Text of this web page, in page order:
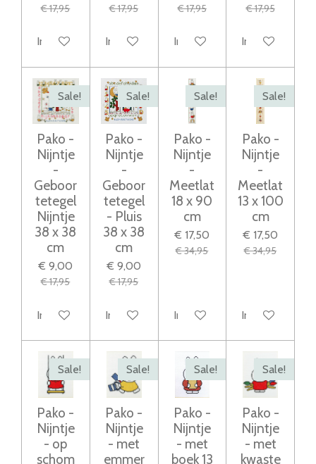
€ 17,95
In winkelwagen
€ 17,95
In winkelwagen
€ 17,95
In winkelwagen
€ 17,95
In
Sale!
Pako -
Nijntje
-
Geboor
tetegel
Nijntje
38 x 38
cm
€ 9,00
€ 17,95
In winkelwagen
Sale!
Pako -
Nijntje
-
Geboor
tetegel
- Pluis
38 x 38
cm
€ 9,00
€ 17,95
In winkelwagen
Sale!
Pako -
Nijntje
-
Meetlat
18 x 90
cm
€ 17,50
€ 34,95
In winkelwagen
Sale!
Pako -
Nijntje
-
Meetlat
13 x 100
cm
€ 17,50
€ 34,95
In
Sale!
Pako -
Nijntje
- op
schom
Sale!
Pako -
Nijntje
- met
emmer
Sale!
Pako -
Nijntje
- met
boek 13
Sale!
Pako -
Nijntje
- met
kwaste